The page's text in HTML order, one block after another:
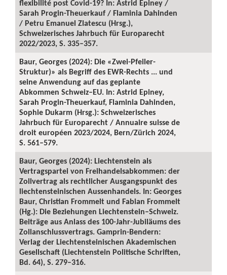
flexibilité post Covid-19? In: Astrid Epiney /
Sarah Progin-Theuerkauf / Flaminia Dahinden
/ Petru Emanuel Zlatescu (Hrsg.),
Schweizerisches Jahrbuch für Europarecht
2022/2023, S. 335–357.
Baur, Georges (2024): Die «Zwei-Pfeiler-
Struktur)» als Begriff des EWR-Rechts ... und
seine Anwendung auf das geplante
Abkommen Schweiz–EU. In: Astrid Epiney,
Sarah Progin-Theuerkauf, Flaminia Dahinden,
Sophie Dukarm (Hrsg.): Schweizerisches
Jahrbuch für Europarecht / Annuaire suisse de
droit européen 2023/2024, Bern/Zürich 2024,
S. 561–579.
Baur, Georges (2024): Liechtenstein als
Vertragspartei von Freihandelsabkommen: der
Zollvertrag als rechtlicher Ausgangspunkt des
liechtensteinischen Aussenhandels. In: Georges
Baur, Christian Frommelt und Fabian Frommelt
(Hg.): Die Beziehungen Liechtenstein–Schweiz.
Beiträge aus Anlass des 100-Jahr-Jubiläums des
Zollanschlussvertrags. Gamprin-Bendern:
Verlag der Liechtensteinischen Akademischen
Gesellschaft (Liechtenstein Politische Schriften,
Bd. 64), S. 279–316.